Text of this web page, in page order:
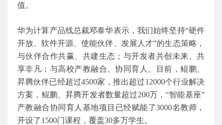
值。
华为计算产品线总裁邓泰华表示，我们始终坚持“硬件
开放、软件开源、使能伙伴、发展人才”的生态策略，
与伙伴合作共赢、共建生态；与开发者共创未来、共
享非凡；与高校产教融合、协同育人。目前，鲲鹏、
昇腾伙伴已经超过4500家，推出超过12000个行业解决
方案，鲲鹏、昇腾开发者数量超过200万，“智能基座”
产教融合协同育人基地项目已经赋能了3000名教师，
开设了1500门课程，覆盖30多万学生。